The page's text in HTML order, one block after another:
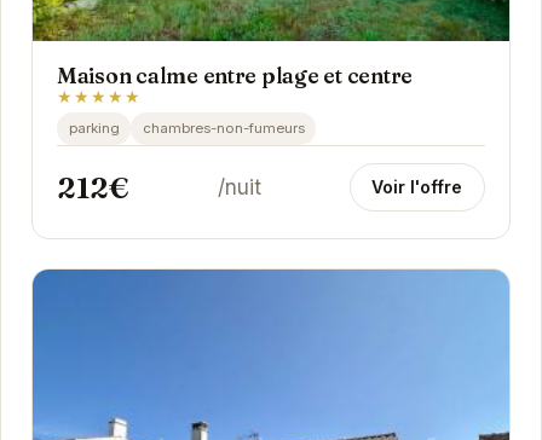
Maison calme entre plage et centre
★★★★★
parking chambres-non-fumeurs
212€ /nuit Voir l'offre